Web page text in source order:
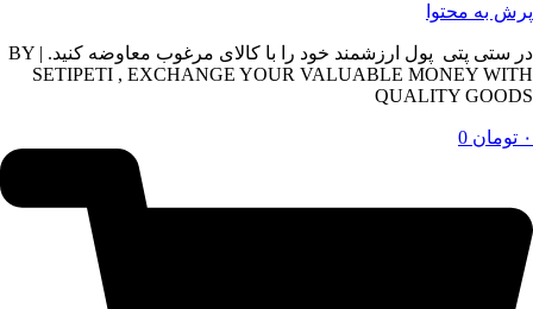
پرش به محتوا
در ستی پتی پول ارزشمند خود را با کالای مرغوب معاوضه کنید. | BY
SETIPETI , EXCHANGE YOUR VALUABLE MONEY WITH
QUALITY GOODS
۰ تومان 0